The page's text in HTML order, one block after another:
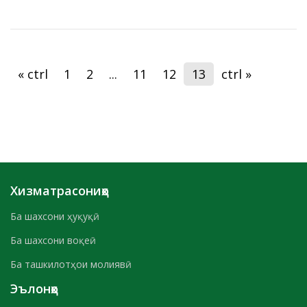
« ctrl 1 2 ... 11 12 13 ctrl »
Хизматрасониҳо
Ба шахсони ҳуқуқӣ
Ба шахсони воқеӣ
Ба ташкилотҳои молиявӣ
Эълонҳо